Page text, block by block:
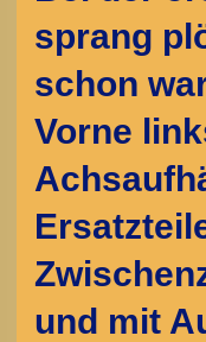
sprang
schon
Vorne
und mit